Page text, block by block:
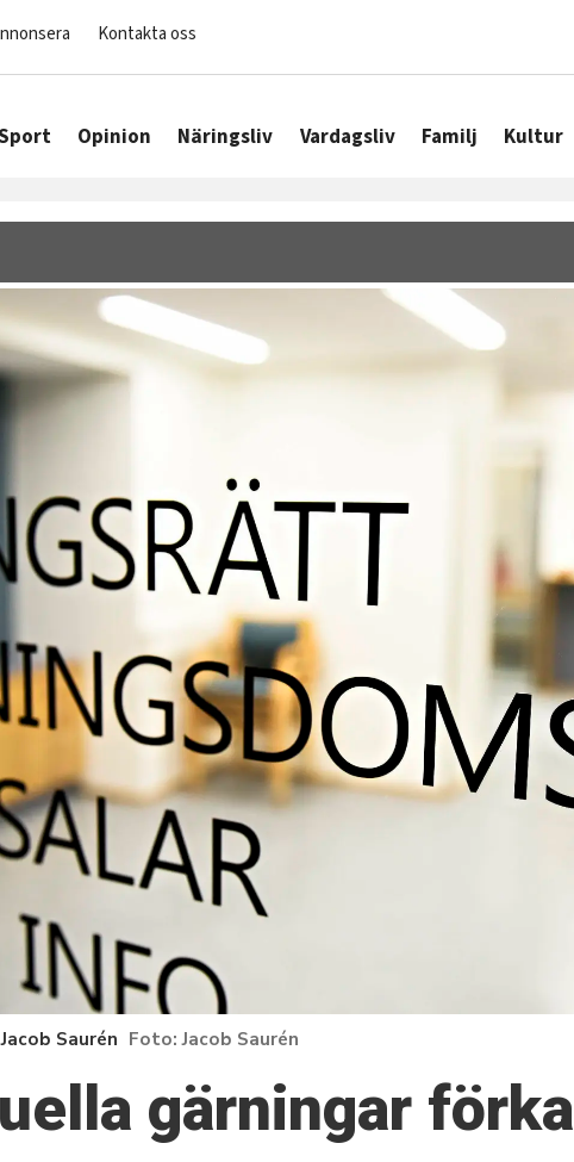
Kontakta oss
Opinion Näringsliv Vardagsliv Familj Kultur
Saurén Jacob Saurén
gärningar